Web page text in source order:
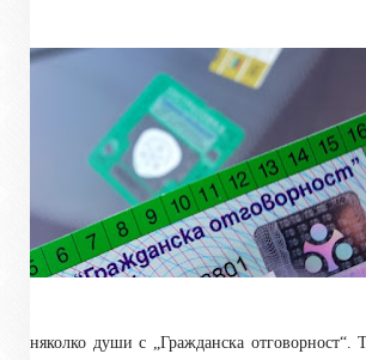
няколко души с „Гражданска отговорност“.